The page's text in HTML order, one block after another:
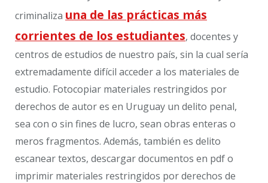
criminaliza una de las prácticas más
corrientes de los estudiantes, docentes y
centros de estudios de nuestro país, sin la cual sería
extremadamente difícil acceder a los materiales de
estudio. Fotocopiar materiales restringidos por
derechos de autor es en Uruguay un delito penal,
sea con o sin fines de lucro, sean obras enteras o
meros fragmentos. Además, también es delito
escanear textos, descargar documentos en pdf o
imprimir materiales restringidos por derechos de